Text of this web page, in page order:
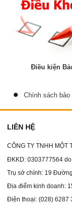
Điều kiện
Chính sách
LIÊN HỆ
CÔNG TY TNHH MỘT
ĐKKD: 0303777564
Trụ sở chính: 19 Đường
Địa điểm kinh doanh:
Điện thoại: (028) 6287